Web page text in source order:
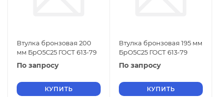
Втулка бронзовая 200
мм БрО5С25 ГОСТ 613-79
По запросу
КУПИТЬ
Втулка бронзовая 195 мм
БрО5С25 ГОСТ 613-79
По запросу
КУПИТЬ